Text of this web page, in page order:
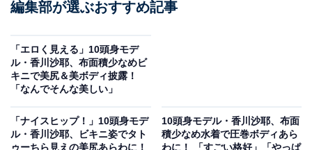
編集部が選ぶおすすめ記事
「エロく見える」10頭身モデ
ル・香川沙耶、布面積少なめビ
キニで美尻＆美ボディ披露！
「なんでそんな美しい」
「ナイスヒップ！」10頭身モデ
ル・香川沙耶、ビキニ姿でタト
ゥーちら見えの美尻あらわに！
10頭身モデル・香川沙耶、布面
積少なめ水着で圧巻ボディあら
わに！ 「すごい格好」「やっぱ